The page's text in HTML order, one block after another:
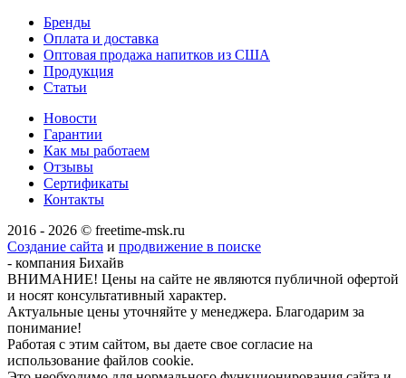
Бренды
Оплата и доставка
Оптовая продажа напитков из США
Продукция
Статьи
Новости
Гарантии
Как мы работаем
Отзывы
Сертификаты
Контакты
2016 - 2026 © freetime-msk.ru
Создание сайта и продвижение в поиске
- компания Бихайв
ВНИМАНИЕ! Цены на сайте не являются публичной офертой
и носят консультативный характер.
Актуальные цены уточняйте у менеджера. Благодарим за
понимание!
Работая с этим сайтом, вы даете свое согласие на
использование файлов cookie.